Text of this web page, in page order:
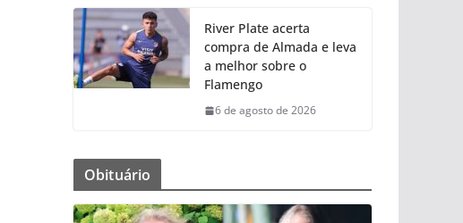
River Plate acerta
compra de Almada e leva
a melhor sobre o
Flamengo
6 de agosto de 2026
Obituário